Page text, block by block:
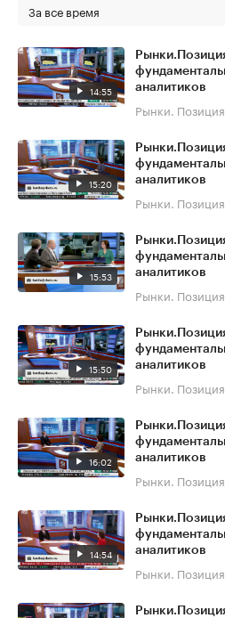
За все время
14:55
аналитиков
Рынки. Позиция
15:20
аналитиков
Рынки. Позиция
15:53
аналитиков
Рынки. Позиция
15:50
аналитиков
Рынки. Позиция
16:02
аналитиков
Рынки. Позиция
14:54
аналитиков
Рынки. Позиция